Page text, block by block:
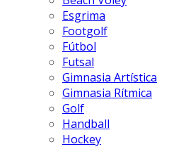
Esgrima
Footgolf
Fútbol
Futsal
Gimnasia Artística
Gimnasia Rítmica
Golf
Handball
Hockey